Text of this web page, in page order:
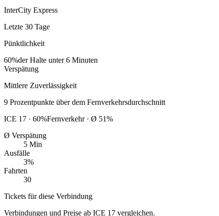
InterCity Express
Letzte 30 Tage
Pünktlichkeit
60%der Halte unter 6 Minuten
Verspätung
Mittlere Zuverlässigkeit
9 Prozentpunkte über dem Fernverkehrsdurchschnitt
ICE 17 · 60%Fernverkehr · Ø 51%
Ø Verspätung
5 Min
Ausfälle
3%
Fahrten
30
Tickets für diese Verbindung
Verbindungen und Preise ab ICE 17 vergleichen.